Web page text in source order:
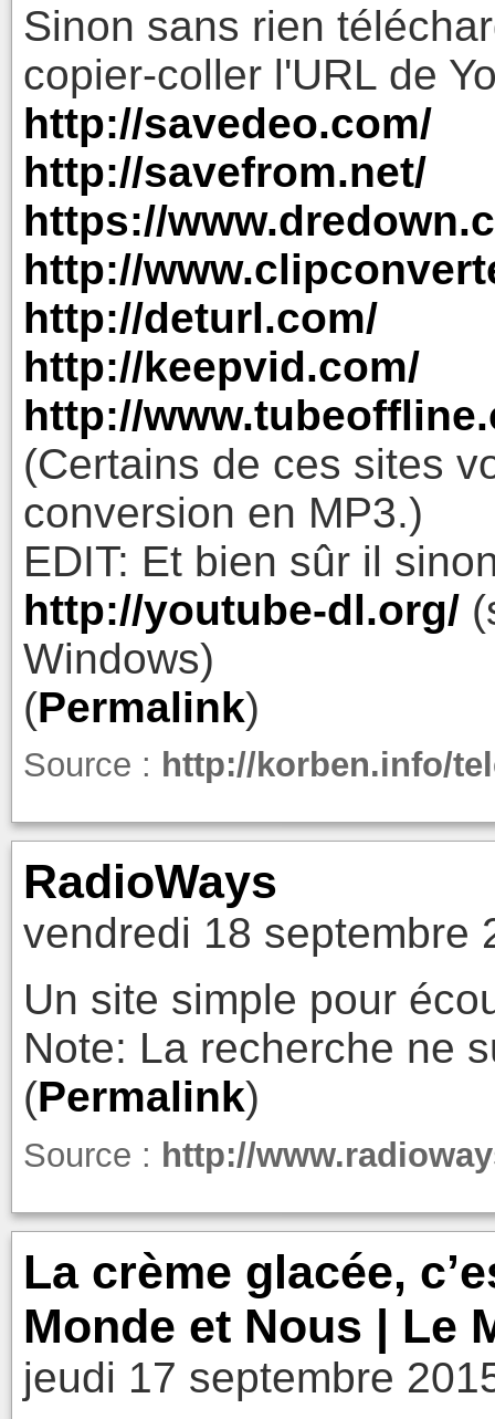
Sinon sans rien
copier-coller l'URL de
http://savedeo.com/
http://savefrom.net/
https://
http://
http://deturl.com/
http://keepvid.com/
http://
(Certains de ces sites
conversion en MP3.)
EDIT: Et bien sûr il
http://youtube-dl.org/
Windows)
(Permalink)
Source : http://korben.info/
RadioWays
vendredi 18 septembre
Un site simple pour
Note: La recherche ne
(Permalink)
Source : http://
La crème glacée,
Monde et Nous | Le
jeudi 17 septembre